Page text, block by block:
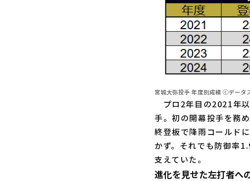
宮城大弥投手 年度別成績 ⓒデータ
プロ2年目の2021年
手。初の開幕投手を務
終登板で降雨コールド
かず。それでも防御率
支えていた。
進化を見せた左打者へ